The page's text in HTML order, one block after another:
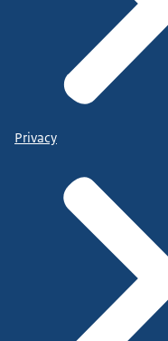
Privacy